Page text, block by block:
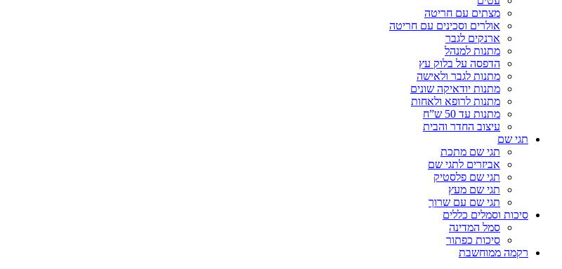
מצתים עם חריטה
אולרים וסכינים עם חריטה
ארנקים לגבר
מתנות למנהל
הדפסה על בלוק עץ
מתנות לגבר ולאישה
מתנות יודאיקה שונים
מתנות לרופא ולאחות
מתנות עד 50 ש”ח
עיצוב החדר והבית
תגי שם
תגי שם מתכת
אביזרים לתגי שם
תגי שם פלסטיק
תגי שם מעץ
תגי שם עם שרוך
סיכות וסמלים כללים
סמל המדינה
סיכות כפתור
רקמה ממוחשבת